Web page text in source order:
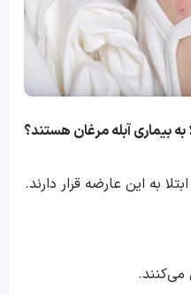
بیماری آبله مرغان هستند؟
به این عارضه قرار دارند.
می‌کنند.